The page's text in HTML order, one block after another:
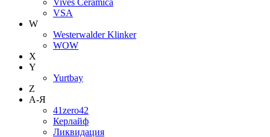
VSA
W
Westerwalder Klinker
WOW
X
Y
Yurtbay
Z
А-Я
41zero42
Керлайф
Ликвидация